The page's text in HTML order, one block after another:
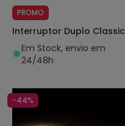
PROMO
Interruptor Duplo Classic
Em Stock, envio em
24/48h
-44%